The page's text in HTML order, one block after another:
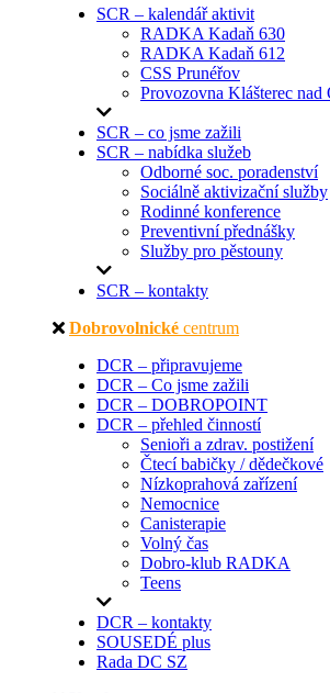
SCR – kalendář aktivit
RADKA Kadaň 630
RADKA Kadaň 612
CSS Prunéřov
Provozovna Klášterec nad
SCR – co jsme zažili
SCR – nabídka služeb
Odborné soc. poradenství
Sociálně aktivizační služby
Rodinné konference
Preventivní přednášky
Služby pro pěstouny
SCR – kontakty
Dobrovolnické centrum
DCR – připravujeme
DCR – Co jsme zažili
DCR – DOBROPOINT
DCR – přehled činností
Senioři a zdrav. postižení
Čtecí babičky / dědečkové
Nízkoprahová zařízení
Nemocnice
Canisterapie
Volný čas
Dobro-klub RADKA
Teens
DCR – kontakty
SOUSEDÉ plus
Rada DC SZ